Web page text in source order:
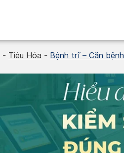
- Tiêu Hóa - Bệnh trĩ – Căn